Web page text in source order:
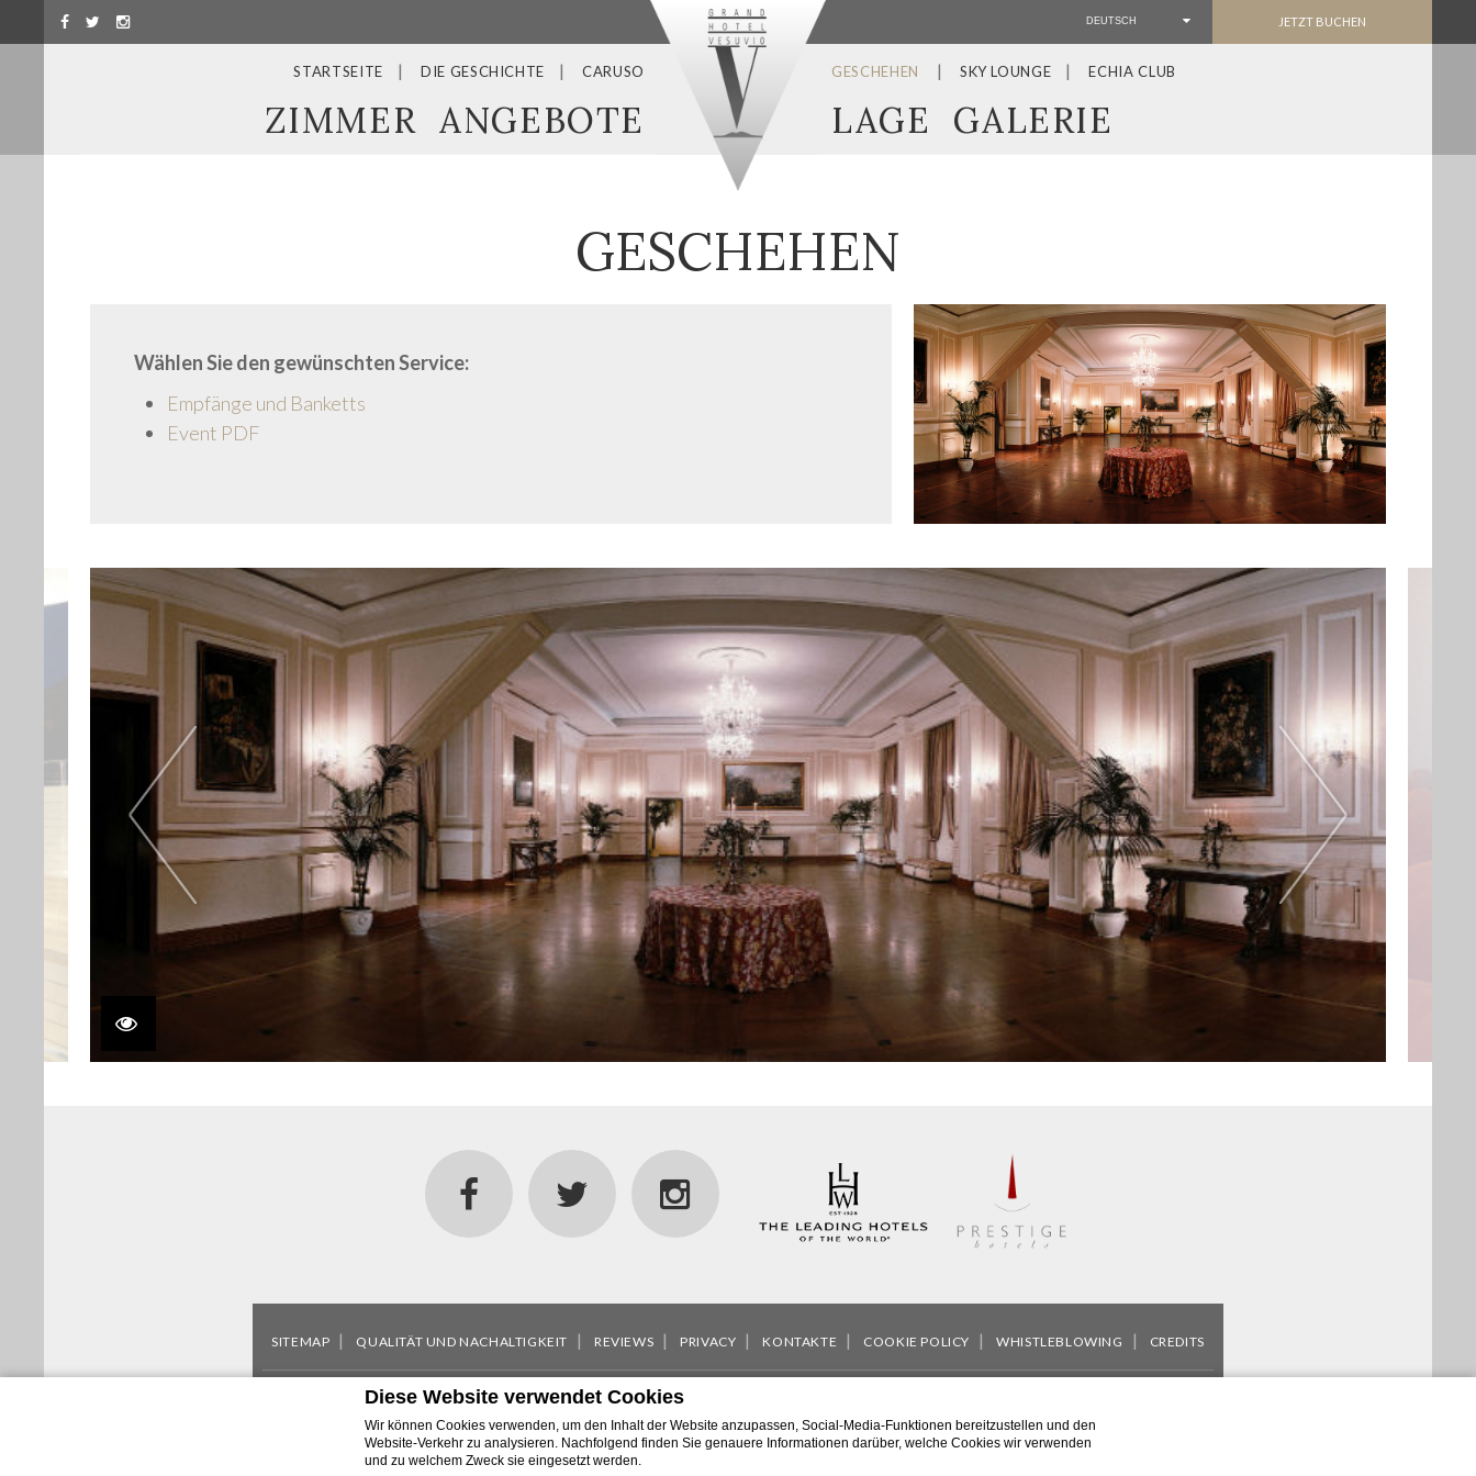
Diese Website verwendet Cookies
Wir können Cookies verwenden, um den Inhalt der Website anzupassen, Social-Media-Funktionen bereitzustellen und den
Website-Verkehr zu analysieren. Nachfolgend finden Sie genauere Informationen darüber, welche Cookies wir verwenden
und zu welchem Zweck sie eingesetzt werden.
JETZT BUCHEN
DEUTSCH
STARTSEITE DIE GESCHICHTE CARUSO GESCHEHEN SKY LOUNGE ECHIA CLUB
ZIMMER ANGEBOTE LAGE GALERIE
GESCHEHEN
Wählen Sie den gewünschten Service:
Empfänge und Banketts
Event PDF
SITEMAP QUALITÄT UND NACHALTIGKEIT REVIEWS PRIVACY KONTAKTE COOKIE POLICY WHISTLEBLOWING CREDITS
Via Partenope 45 - 80121 Napoli - Italy Phone+39 081 7640044
00272590639 - Codice Unico Identificativo (CUSR): 15063049ALB0511 - CIN: IT063049A1XRKE8YX3 - © Copyright Grand Hotel